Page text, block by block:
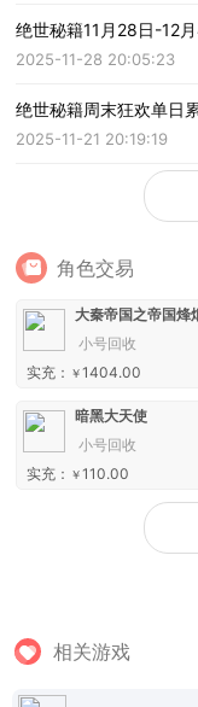
绝世秘籍11月28日-12
2025-11-28 20:05:23
绝世秘籍周末狂欢单日
2025-11-21 20:19:19
角色交易
小号回收
实充： ￥1404.00
暗黑大天使
小号回收
实充： ￥110.00
相关游戏